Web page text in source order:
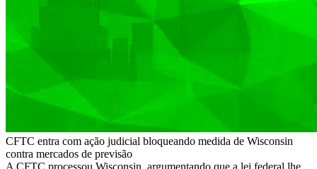
CFTC entra com ação judicial bloqueando medida de Wisconsin
contra mercados de previsão
A CFTC processou Wisconsin, argumentando que a lei federal lhe